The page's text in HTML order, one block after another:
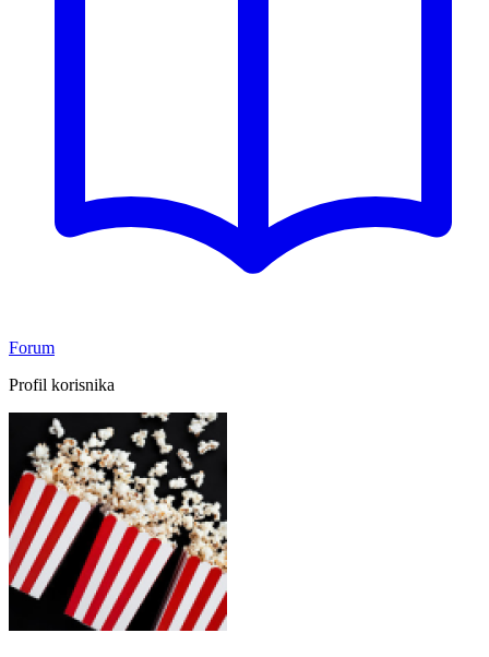
Forum
Profil korisnika